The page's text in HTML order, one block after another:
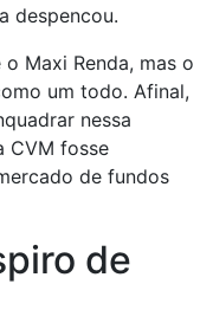
despencou.
Maxi Renda, mas o
um todo. Afinal,
nessa
CVM fosse
de fundos
de